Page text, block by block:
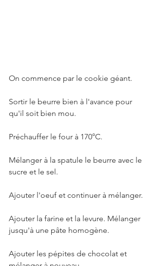
On commence par le cookie géant.
Sortir le beurre bien à l'avance pour
qu'il soit bien mou.
Préchauffer le four à 170°C.
Mélanger à la spatule le beurre avec le
sucre et le sel.
Ajouter l'oeuf et continuer à mélanger.
Ajouter la farine et la levure. Mélanger
jusqu'à une pâte homogène.
Ajouter les pépites de chocolat et